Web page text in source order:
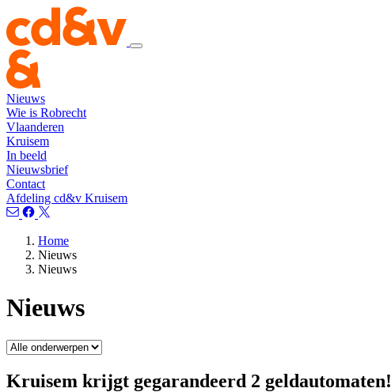
Nieuws
Wie is Robrecht
Vlaanderen
Kruisem
In beeld
Nieuwsbrief
Contact
Afdeling cd&v Kruisem
Home
Nieuws
Nieuws
Nieuws
Kruisem krijgt gegarandeerd 2 geldautomaten!